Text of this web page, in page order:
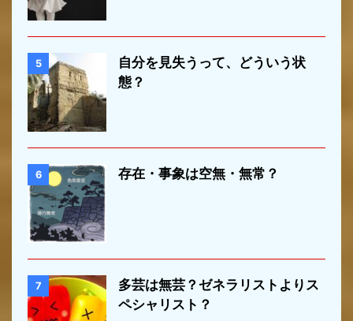
5
自分を見失うって、どういう状
態？
6 存在・事象は空無・無常？
7
多芸は無芸？ゼネラリストよりス
ペシャリスト？